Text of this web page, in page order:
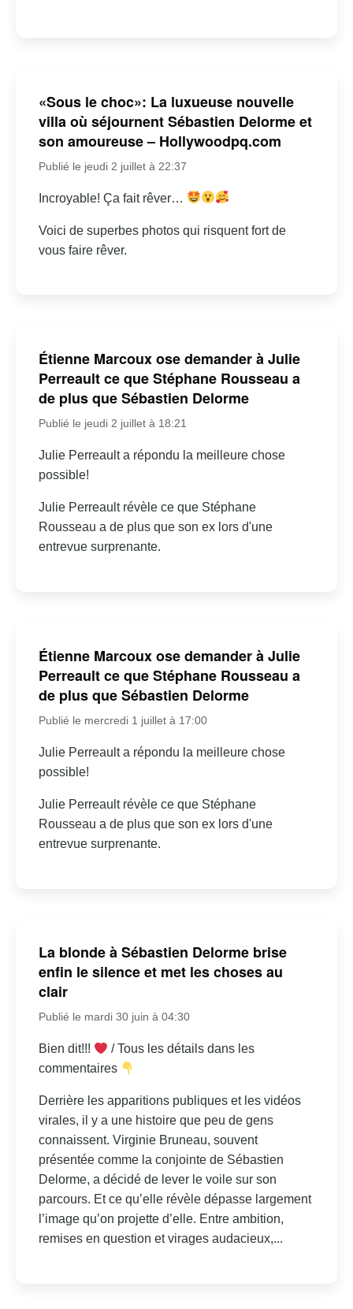
«Sous le choc»: La luxueuse nouvelle
villa où séjournent Sébastien Delorme et
son amoureuse – Hollywoodpq.com
Publié le jeudi 2 juillet à 22:37
Incroyable! Ça fait rêver…
Voici de superbes photos qui risquent fort de
vous faire rêver.
Étienne Marcoux ose demander à Julie
Perreault ce que Stéphane Rousseau a
de plus que Sébastien Delorme
Publié le jeudi 2 juillet à 18:21
Julie Perreault a répondu la meilleure chose
possible!
Julie Perreault révèle ce que Stéphane
Rousseau a de plus que son ex lors d'une
entrevue surprenante.
Étienne Marcoux ose demander à Julie
Perreault ce que Stéphane Rousseau a
de plus que Sébastien Delorme
Publié le mercredi 1 juillet à 17:00
Julie Perreault a répondu la meilleure chose
possible!
Julie Perreault révèle ce que Stéphane
Rousseau a de plus que son ex lors d'une
entrevue surprenante.
La blonde à Sébastien Delorme brise
enfin le silence et met les choses au
clair
Publié le mardi 30 juin à 04:30
Bien dit!!!
/ Tous les détails dans les
commentaires
Derrière les apparitions publiques et les vidéos
virales, il y a une histoire que peu de gens
connaissent. Virginie Bruneau, souvent
présentée comme la conjointe de Sébastien
Delorme, a décidé de lever le voile sur son
parcours. Et ce qu’elle révèle dépasse largement
l’image qu’on projette d’elle. Entre ambition,
remises en question et virages audacieux,...